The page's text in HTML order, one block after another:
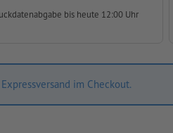
bis heute 12:00 Uhr
im Checkout.